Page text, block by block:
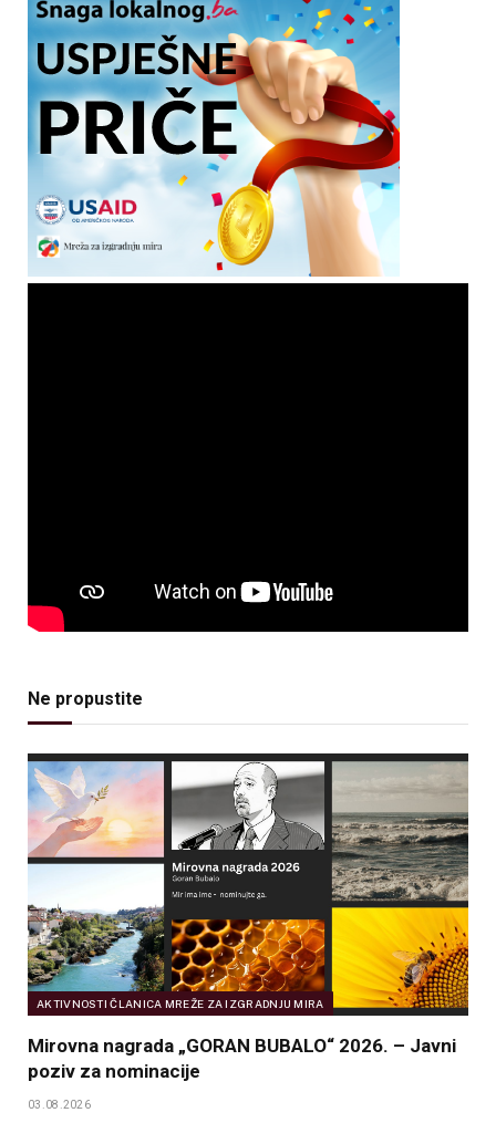
Ne propustite
AKTIVNOSTI ČLANICA MREŽE ZA IZGRADNJU MIRA
Mirovna nagrada „GORAN BUBALO“ 2026. – Javni
poziv za nominacije
03.08.2026